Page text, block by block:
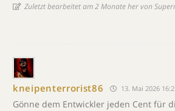
Zuletzt bearbeitet am 2 Monate her von
kneipenterrorist86 13. Mai 2026
Gönne dem Entwickler jeden Cent für